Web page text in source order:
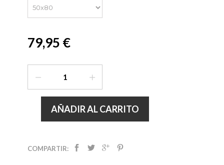
79,95 €
AÑADIR AL CARRITO
COMPARTIR: